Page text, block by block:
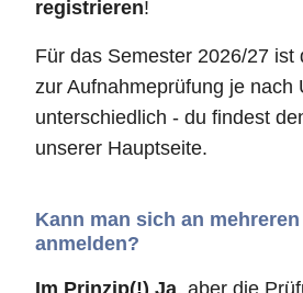
registrieren!
Für das Semester 2026/27 ist
zur Aufnahmeprüfung je nach
unterschiedlich - du findest
unserer Hauptseite.
Kann man sich an
anmelden?